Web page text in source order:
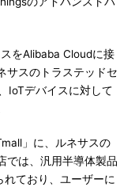
をAlibaba Cloudに接
サスのトラステッドセ
IoTデバイスに対して
」に、ルネサスの
では、汎用半導体製品
ており、ユーザーに